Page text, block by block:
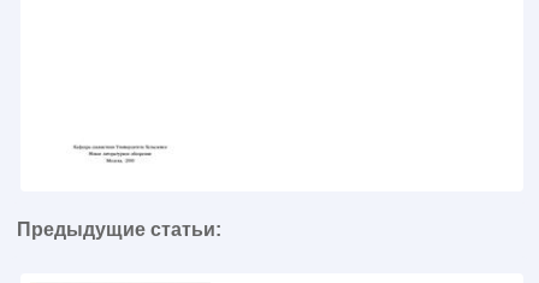
Предыдущие статьи: